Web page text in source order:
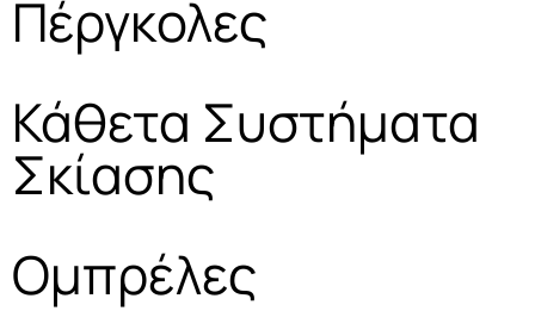
Πέργκολες
Κάθετα Συστήματα
Σκίασης
Ομπρέλες